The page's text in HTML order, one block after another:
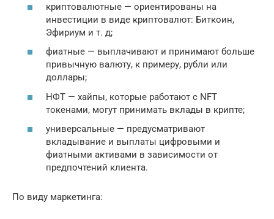
криптовалютные — ориентированы на
инвестиции в виде криптовалют: Биткоин,
Эфириум и т. д;
фиатные — выплачивают и принимают больше
привычную валюту, к примеру, рубли или
доллары;
НФТ — хайпы, которые работают с NFT
токенами, могут принимать вклады в крипте;
универсальные — предусматривают
вкладывание и выплаты цифровыми и
фиатными активами в зависимости от
предпочтений клиента.
По виду маркетинга: